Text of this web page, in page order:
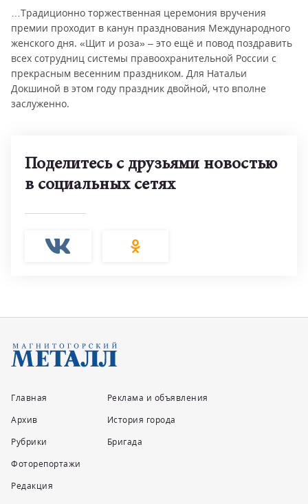
…Традиционно торжественная церемония вручения
премии проходит в канун празднования Международного
женского дня. «Щит и роза» – это ещё и повод поздравить
всех сотрудниц системы правоохранительной России с
прекрасным весенним праздником. Для Натальи
Докшиной в этом году праздник двойной, что вполне
заслуженно.
Поделитесь с друзьями новостью
в социальных сетях
Главная
Архив
Рубрики
Фоторепортажи
Редакция
Реклама и объявления
История города
Бригада